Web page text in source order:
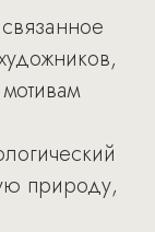
природу,